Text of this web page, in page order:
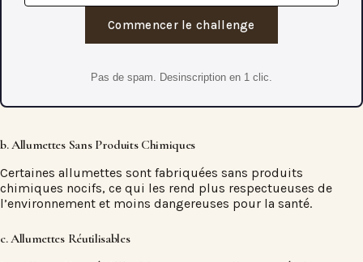
Commencer le challenge
Pas de spam. Desinscription en 1 clic.
b. Allumettes Sans Produits Chimiques
Certaines allumettes sont fabriquées sans produits
chimiques nocifs, ce qui les rend plus respectueuses de
l’environnement et moins dangereuses pour la santé.
c. Allumettes Réutilisables